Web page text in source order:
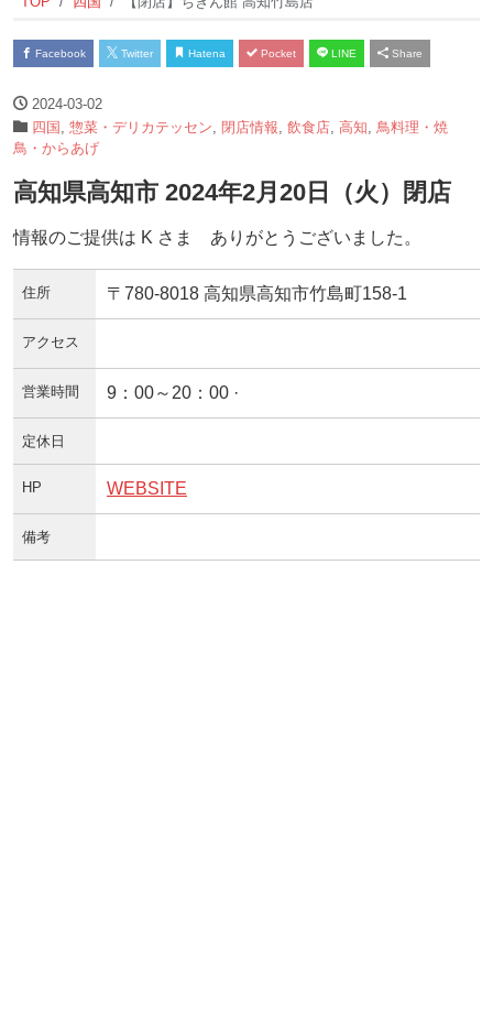
Facebook Twitter Hatena Pocket LINE Share
2024-03-02
四国 惣菜・デリカテッセン 閉店情報 飲食店 高知
鳥料理・焼
鳥・からあげ
高知県高知市 2024年2月20日（火）閉店
情報のご提供は K さま ありがとうございました。
住所 〒780-8018 高知県高知市竹島町158-1
アクセス
営業時間 9：00～20：00 ·
定休日
HP WEBSITE
備考